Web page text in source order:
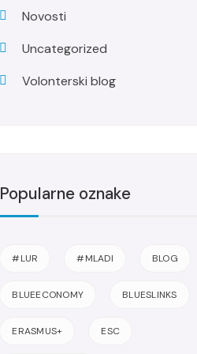
Novosti
Uncategorized
Volonterski blog
Popularne oznake
#LUR #MLADI BLOG
BLUEECONOMY BLUESLINKS
ERASMUS+ ESC